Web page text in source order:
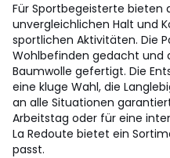
Für Sportbegeisterte bieten
unvergleichlichen Halt und
sportlichen Aktivitäten. Die
Wohlbefinden gedacht und
Baumwolle gefertigt. Die
eine kluge Wahl, die
an alle Situationen
Arbeitstag oder für eine
La Redoute bietet ein
passt.